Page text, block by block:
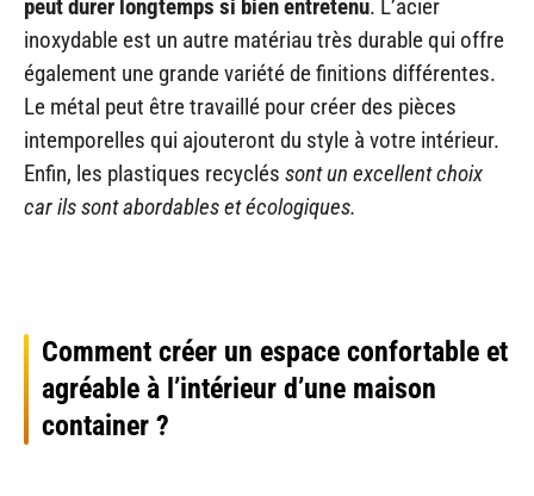
peut durer longtemps si bien entretenu. L’acier
inoxydable est un autre matériau très durable qui offre
également une grande variété de finitions différentes.
Le métal peut être travaillé pour créer des pièces
intemporelles qui ajouteront du style à votre intérieur.
Enfin, les plastiques recyclés sont un excellent choix
car ils sont abordables et écologiques.
Comment créer un espace confortable et
agréable à l’intérieur d’une maison
container ?